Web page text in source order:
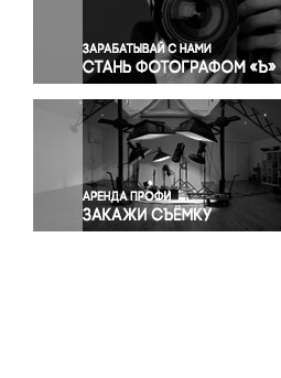
Правосудие
Происшествия и конфликты
Религия
Светская жизнь
Спорт
Экология
Экономика и бизнес